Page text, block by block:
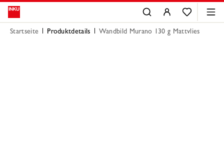
Startseite Produktdetails Wandbild Murano 130 g Mattvlies